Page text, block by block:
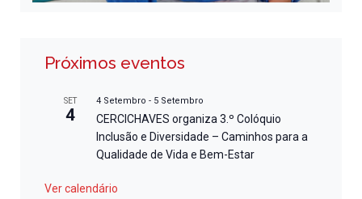
Próximos eventos
SET
4
4 Setembro - 5 Setembro
CERCICHAVES organiza 3.º Colóquio
Inclusão e Diversidade – Caminhos para a
Qualidade de Vida e Bem-Estar
Ver calendário